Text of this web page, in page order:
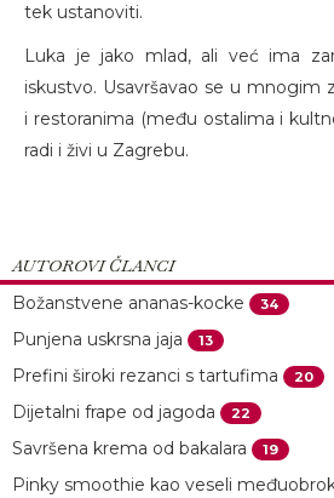
tek ustanoviti.
Luka je jako mlad, ali već ima
iskustvo. Usavršavao se u mnogim
i restoranima (među ostalima i
radi i živi u Zagrebu.
AUTOROVI ČLANCI
Božanstvene ananas-kocke 34
Punjena uskrsna jaja 13
Prefini široki rezanci s tartufima 20
Dijetalni frape od jagoda 22
Savršena krema od bakalara 19
Pinky smoothie kao veseli